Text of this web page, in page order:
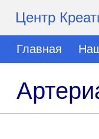
Центр
Главная